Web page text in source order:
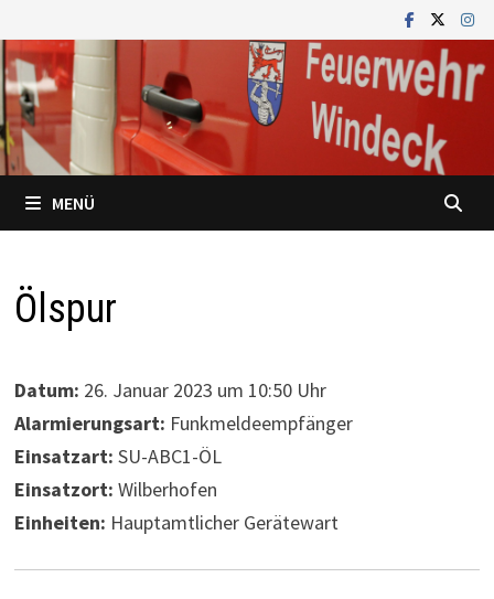
Inhalt
springen
MENÜ
Ölspur
Datum: 26. Januar 2023 um 10:50 Uhr
Alarmierungsart: Funkmeldeempfänger
Einsatzart: SU-ABC1-ÖL
Einsatzort: Wilberhofen
Einheiten: Hauptamtlicher Gerätewart